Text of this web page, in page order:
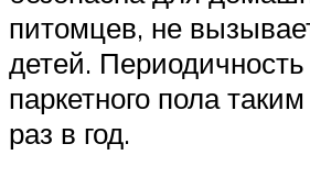
питомцев, не
детей.
паркетного пола
раз в год.